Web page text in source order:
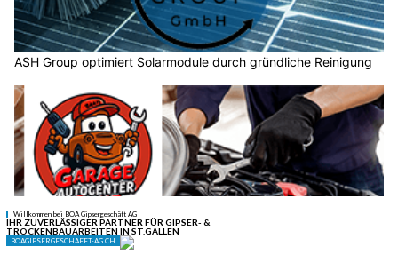
ASH Group optimiert Solarmodule durch gründliche Reinigung
Garage Autocenter Chur – Turbolader-Spezialist und Auto-